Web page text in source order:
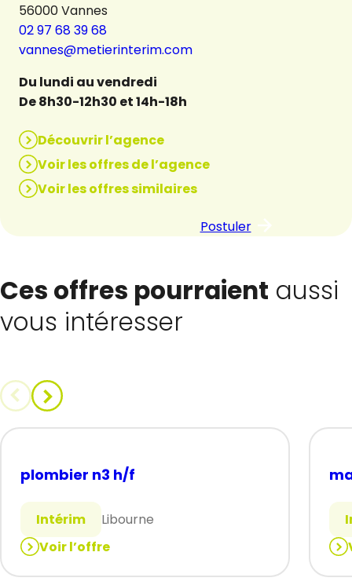
56000 Vannes
02 97 68 39 68
vannes@metierinterim.com
Du lundi au vendredi
De 8h30-12h30 et 14h-18h
Découvrir l’agence
Voir les offres de l’agence
Voir les offres similaires
Postuler
Ces offres pourraient aussi
vous intéresser
plombier n3 h/f
Intérim
Libourne
Voir l’offre
:
plombier
: